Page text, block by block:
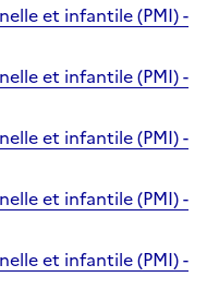
et infantile (PMI) -
et infantile (PMI) -
et infantile (PMI) -
et infantile (PMI) -
et infantile (PMI) -